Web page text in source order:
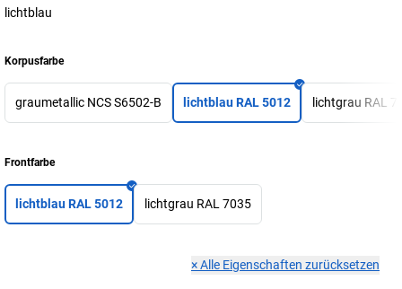
lichtblau
Korpusfarbe
graumetallic NCS S6502-B lichtblau RAL 5012 lichtgrau RAL
Frontfarbe
lichtblau RAL 5012 lichtgrau RAL 7035
×Alle Eigenschaften zurücksetzen